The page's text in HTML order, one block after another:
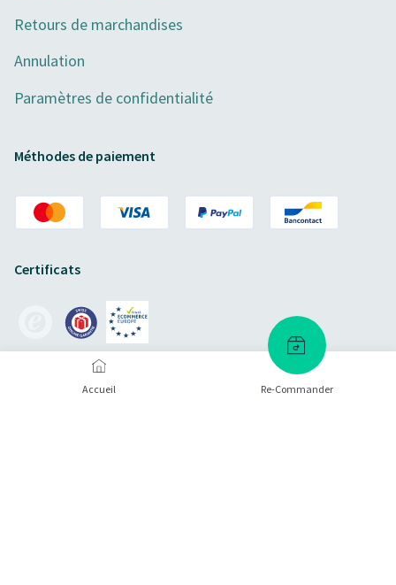
Accueil Re-Commander
Retours de marchandises
Annulation
Paramètres de confidentialité
Méthodes de paiement
Certificats
Modes d'envoi